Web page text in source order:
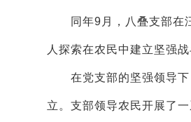
同年9月，八叠支部在汪
人探索在农民中建立坚强
在党支部的坚强领导下
立。支部领导农民开展了